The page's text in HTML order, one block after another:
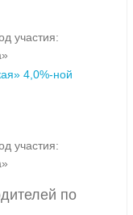
участия:
4,0%-ной
участия:
по